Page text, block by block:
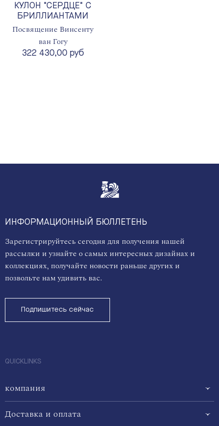
КУЛОН "СЕРДЦЕ" С
БРИЛЛИАНТАМИ
Посвящение Винсенту
ван Гогу
322 430,00 руб
ИНФОРМАЦИОННЫЙ БЮЛЛЕТЕНЬ
Зарегистрируйтесь сегодня для получения нашей
рассылки и узнайте о самых интересных дизайнах и
коллекциях, получайте новости раньше других и
позвольте нам удивить вас.
Подпишитесь сейчас
QUICKLINKS
компания
Доставка и оплата